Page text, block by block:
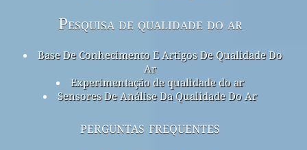
Pesquisa de qualidade do ar
Base De Conhecimento E Artigos De Qualidade Do
Ar
Experimentação de qualidade do ar
Sensores De Análise Da Qualidade Do Ar
perguntas frequentes